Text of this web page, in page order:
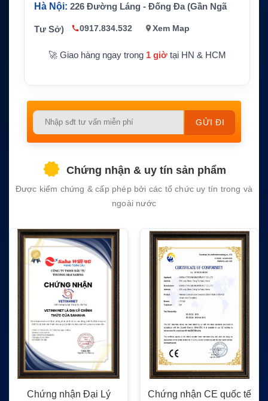
quan trọng
rogram, Sun/Moon almanac
Lưu trữ hà
Tối đa 2.000 waypoint và 100 route
Ứng dụng
Định vị, điều hướng và chia sẻ dữ liệu vị trí
Hà Nội: 226 Đường Láng - Đống Đa (Gần Ngã
Tư Sở) 0917.834.532 Xem Map
🚀 Giao hàng ngay trong 1 giờtại HN & HCM
Please
empty.
Chứng nhận & uy tín sản phẩm
Được kiểm chứng & cấp phép bởi các tổ chức uy tín trong và
ngoài nước
Chứng nhận Đại Lý
Chứng nhận CE quốc tế